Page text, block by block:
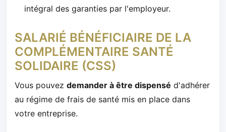
intégral des garanties par l'employeur.
SALARIÉ BÉNÉFICIAIRE DE LA
COMPLÉMENTAIRE SANTÉ
SOLIDAIRE (CSS)
Vous pouvez demander à être dispensé d'adhérer
au régime de frais de santé mis en place dans
votre entreprise.